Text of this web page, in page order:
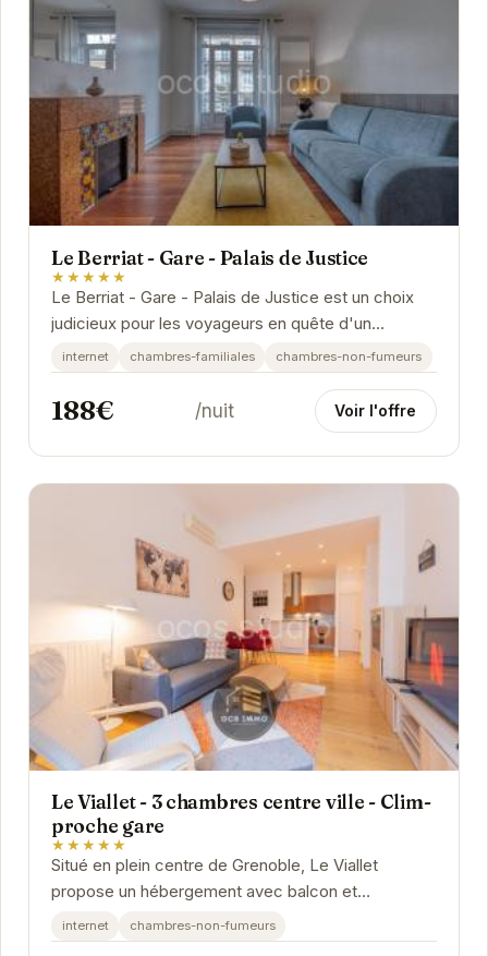
Le Berriat - Gare - Palais de Justice
★★★★★
Le Berriat - Gare - Palais de Justice est un choix
judicieux pour les voyageurs en quête d'un
hébergement pratique et confortable à Grenoble.
Sa...
internet chambres-familiales chambres-non-fumeurs
188€ /nuit Voir l'offre
Le Viallet - 3 chambres centre ville - Clim-
proche gare
★★★★★
Situé en plein centre de Grenoble, Le Viallet
propose un hébergement avec balcon et
connexion Wi-Fi gratuite. Vous séjournerez à 2,6
km du stade...
internet chambres-non-fumeurs